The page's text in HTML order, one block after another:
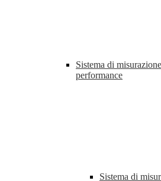
Sistema di
performance
Sistema di